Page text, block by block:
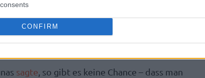
CONFIRM
dass die Teams mindestens zwei Wochen
wieder aktiv werden, sind Spiele im Juni
sagte , so gibt es keine Chance – dass man